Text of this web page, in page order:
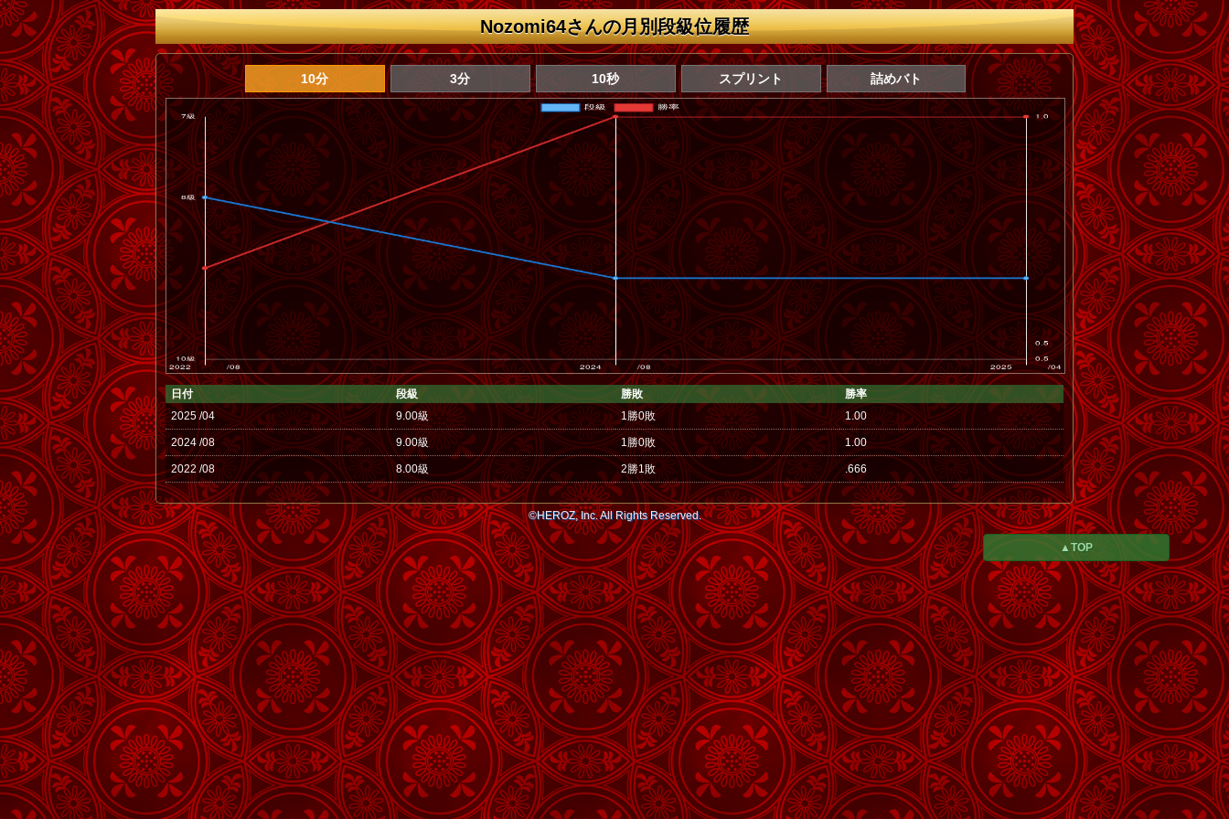
Nozomi64さんの月別段級位履歴
10分 3分 10秒 スプリント 詰めバト
日付 段級 勝敗
勝率
2025 /04
9.00級 1勝0敗 1.00
2024 /08 9.00級 1勝0敗 1.00
2022 /08 8.00級 2勝1敗 .666
©HEROZ, Inc. All Rights Reserved.
▲TOP